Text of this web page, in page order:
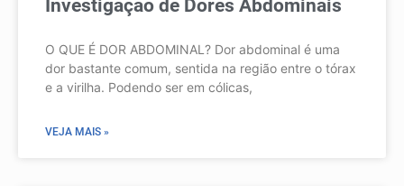
Investigação de Dores Abdominais
O QUE É DOR ABDOMINAL? Dor abdominal é uma
dor bastante comum, sentida na região entre o tórax
e a virilha. Podendo ser em cólicas,
VEJA MAIS »